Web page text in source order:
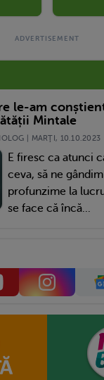
le-am
Mintale
| MARŢI, 10.10.2023
E firesc ca atunci
ceva, să ne
profunzime la
se face că încă...